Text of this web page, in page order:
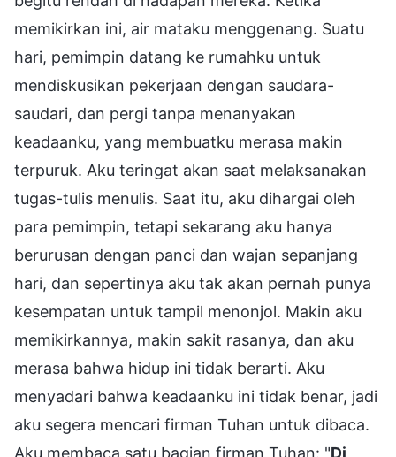
memikirkan ini, air mataku menggenang. Suatu
hari, pemimpin datang ke rumahku untuk
mendiskusikan pekerjaan dengan saudara-
saudari, dan pergi tanpa menanyakan
keadaanku, yang membuatku merasa makin
terpuruk. Aku teringat akan saat melaksanakan
tugas-tulis menulis. Saat itu, aku dihargai oleh
para pemimpin, tetapi sekarang aku hanya
berurusan dengan panci dan wajan sepanjang
hari, dan sepertinya aku tak akan pernah punya
kesempatan untuk tampil menonjol. Makin aku
memikirkannya, makin sakit rasanya, dan aku
merasa bahwa hidup ini tidak berarti. Aku
menyadari bahwa keadaanku ini tidak benar, jadi
aku segera mencari firman Tuhan untuk dibaca.
Aku membaca satu bagian firman Tuhan: "Di